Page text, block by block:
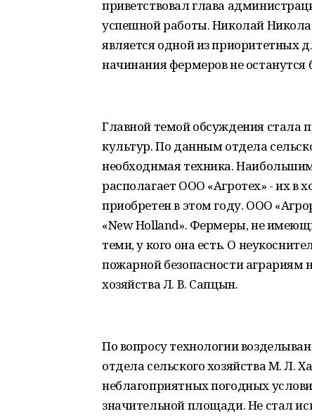
приветствовал глава
успешной работы. Николай
является одной из приоритетных
начинания фермеров не
Главной темой обсуждения стала
культур. По данным отдела
необходимая техника.
располагает ООО «Агротех» - их в
приобретен в этом году. ООО
«New Holland». Фермеры, не
теми, у кого она есть. О
пожарной безопасности аграриям
хозяйства Л. В. Сапцын.
По вопросу технологии
отдела сельского хозяйства М. Л.
неблагоприятных погодных
значительной площади. Не стал